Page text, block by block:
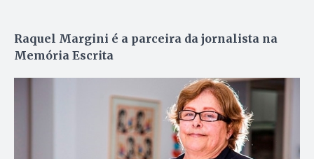
Raquel Margini é a parceira da jornalista na
Memória Escrita